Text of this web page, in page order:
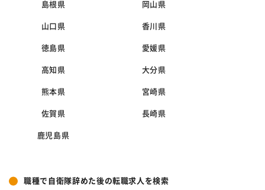
島根県 岡山県
山口県 香川県
徳島県 愛媛県
高知県 大分県
熊本県 宮崎県
佐賀県 長崎県
鹿児島県
職種で自衛隊辞めた後の転職求人を検索